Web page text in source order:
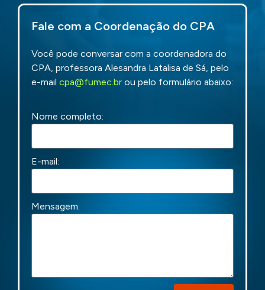
Fale com a Coordenação do CPA
Você pode conversar com a coordenadora do
CPA, professora Alesandra Latalisa de Sá, pelo
e-mail cpa@fumec.br ou pelo formulário abaixo:
Nome completo:
E-mail:
Mensagem: